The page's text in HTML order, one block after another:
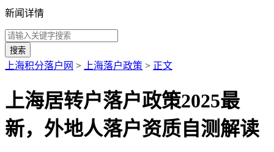
新闻详情
搜索
上海积分落户网 > 上海落户政策 > 正文
上海居转户落户政策2025最
新，外地人落户资质自测解读